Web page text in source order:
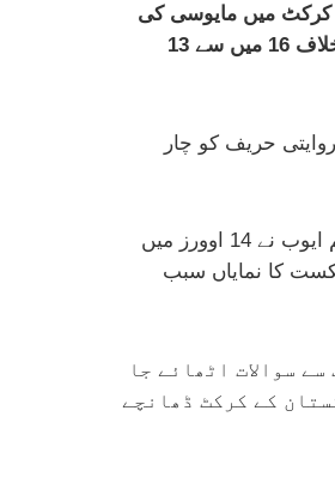
کرکٹ میں مایوسی کی
لہر دوڑ گئی ہے اور قومی کرکٹ نظام کی کارکردگی پر سنجیدہ سوالات اٹھائے جا رہے ہیں۔ وائٹ بال فارمیٹ میں پاکستان نے بھارت کے خلاف 16 میں سے 13
حریف کو چار
اتوار کو کولمبو میں کھیلے گئے پاک بھارت میچ کا ایک اہم پہلو یہ تھا کہ پاکستان کے چار بولرز سلمان آغا، عثمان طارق، محمد نواز اور صائم ایوب نے 14 اوورز میں
اوورز میں 86 رنز دے ڈالے، جو میچ میں شکست کا نمایاں سبب
سوالات اٹھائے جا
کے کرکٹ ڈھانچے